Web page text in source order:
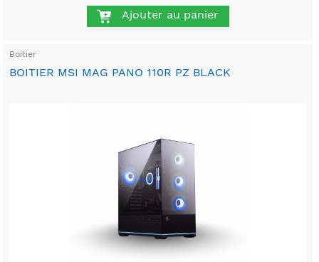
Ajouter au panier
Boitier
BOITIER MSI MAG PANO 110R PZ BLACK